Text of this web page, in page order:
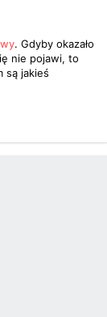
. Gdyby okazało
nie pojawi, to
są jakieś